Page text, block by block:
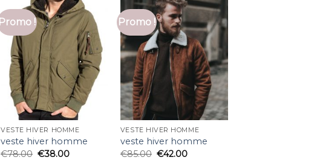
Promo !
VESTE HIVER HOMME
veste hiver homme
€78.00 €38.00
Promo !
VESTE HIVER HOMME
veste hiver homme
€85.00 €42.00